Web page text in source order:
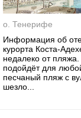
о. Тенерифе
Информация об
курорта Коста-
недалеко от
подойдёт для
песчаный пляж с
шезло...